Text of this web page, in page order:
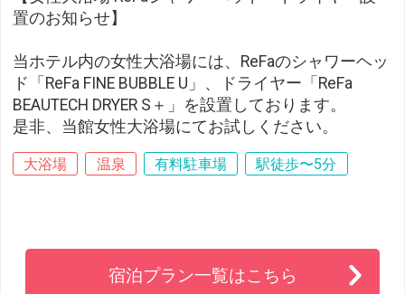
置のお知らせ】
当ホテル内の女性大浴場には、ReFaのシャワーヘッ
ド「ReFa FINE BUBBLE U」、ドライヤー「ReFa
BEAUTECH DRYER S＋」を設置しております。
是非、当館女性大浴場にてお試しください。
大浴場 温泉 有料駐車場 駅徒歩〜5分
宿泊プラン一覧はこちら